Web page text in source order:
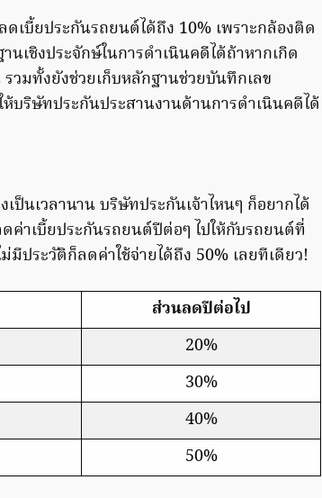
เบี้ยประกันรถยนต์ได้ถึง 10% เพราะกล้องติด
เชิงประจักษ์ในการดำเนินคดีได้ถ้าหากเกิด
วมทั้งยังช่วยเก็บหลักฐานช่วยบันทึกเลข
บริษัทประกันประสานงานด้านการดำเนินคดีได้
ป็นเวลานาน บริษัทประกันเจ้าไหนๆ ก็อยากได้
ค่าเบี้ยประกันรถยนต์ปีต่อๆ ไปให้กับรถยนต์ที่
ประวัติก็ลดค่าใช้จ่ายได้ถึง 50% เลยทีเดียว!
ส่วนลดปีต่อไป
20%
30%
40%
50%